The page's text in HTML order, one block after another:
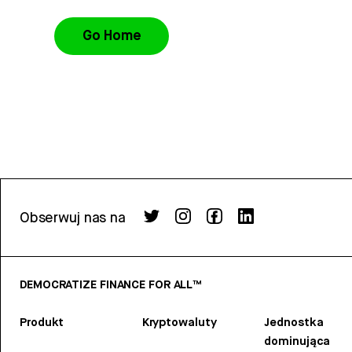
Go Home
Obserwuj nas na
DEMOCRATIZE FINANCE FOR ALL™
Produkt Kryptowaluty
Jednostka
dominująca